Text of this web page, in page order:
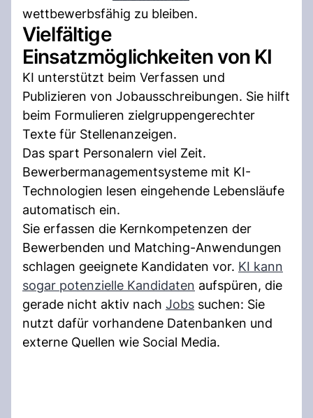
wettbewerbsfähig zu bleiben.
Vielfältige
Einsatzmöglichkeiten von KI
KI unterstützt beim Verfassen und
Publizieren von Jobausschreibungen. Sie hilft
beim Formulieren zielgruppengerechter
Texte für Stellenanzeigen.
Das spart Personalern viel Zeit.
Bewerbermanagementsysteme mit KI-
Technologien lesen eingehende Lebensläufe
automatisch ein.
Sie erfassen die Kernkompetenzen der
Bewerbenden und Matching-Anwendungen
schlagen geeignete Kandidaten vor. KI kann
sogar potenzielle Kandidaten aufspüren, die
gerade nicht aktiv nach Jobs suchen: Sie
nutzt dafür vorhandene Datenbanken und
externe Quellen wie Social Media.